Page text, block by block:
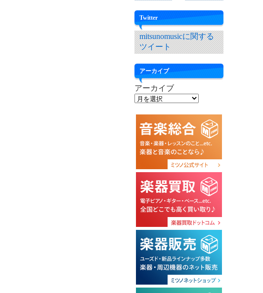
Twitter
mitsunomusicに関する
ツイート
アーカイブ
アーカイブ